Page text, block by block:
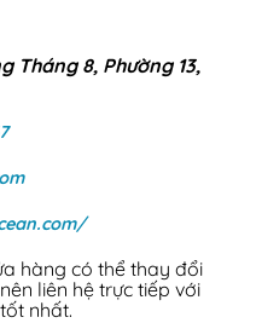
Tháng 8, Phường 13,
hàng có thể thay đổi
liên hệ trực tiếp với
nhất.